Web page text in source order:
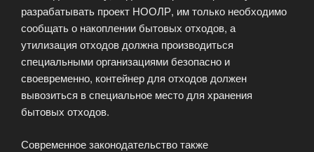
разрабатывать проект НООЛР, им только необходимо
сообщать о накоплении бытовых отходов, а
утилизация отходов должна производиться
специальными организациями безопасно и
своевременно, контейнер для отходов должен
вывозиться в специальное место для хранения
бытовых отходов.
Современное законодательство также